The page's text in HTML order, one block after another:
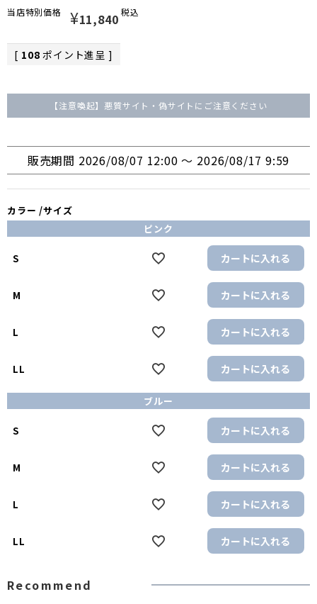
当店特別価格 ¥11,840 税込
[ 108 ポイント進呈 ]
【注意喚起】悪質サイト・偽サイトにご注意ください
販売期間 2026/08/07 12:00〜 2026/08/17 9:59
カラー サイズ
ピンク
S カートに入れる
M カートに入れる
L カートに入れる
LL カートに入れる
ブルー
S カートに入れる
M カートに入れる
L カートに入れる
LL カートに入れる
Recommend